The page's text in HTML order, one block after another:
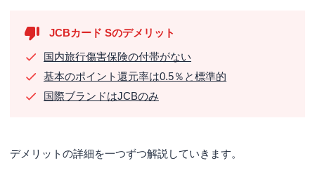
JCBカード Sのデメリット
国内旅行傷害保険の付帯がない
基本のポイント還元率は0.5％と標準的
国際ブランドはJCBのみ
デメリットの詳細を一つずつ解説していきます。